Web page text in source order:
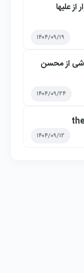
علیها
۱۴۰۴/۰۹/۱۹
از محسن
۱۴۰۴/۰۹/۲۴
۱۴۰۴/۰۹/۱۲